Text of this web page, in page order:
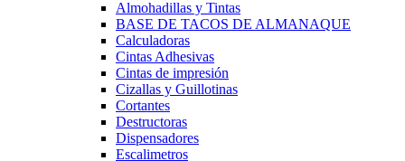
Almohadillas y Tintas
BASE DE TACOS DE ALMANAQUE
Calculadoras
Cintas Adhesivas
Cintas de impresión
Cizallas y Guillotinas
Cortantes
Destructoras
Dispensadores
Escalimetros